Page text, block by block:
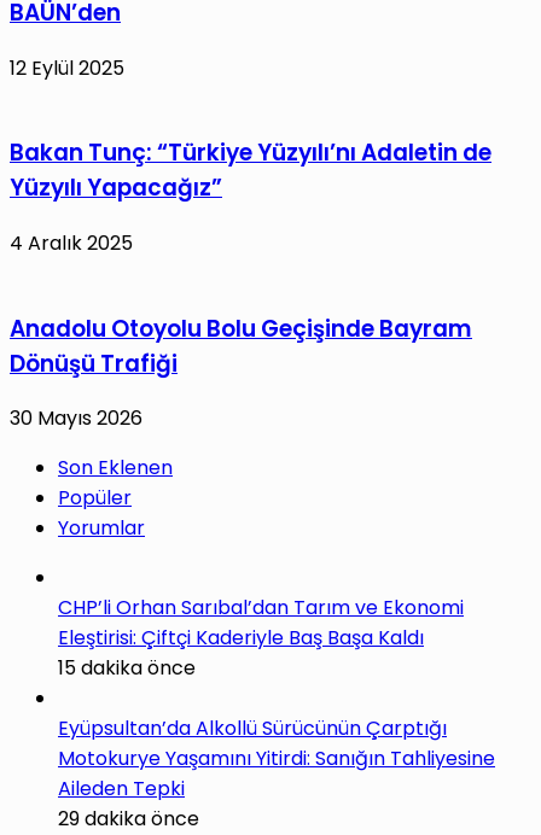
BAÜN’den
12 Eylül 2025
Bakan Tunç: “Türkiye Yüzyılı’nı Adaletin de
Yüzyılı Yapacağız”
4 Aralık 2025
Anadolu Otoyolu Bolu Geçişinde Bayram
Dönüşü Trafiği
30 Mayıs 2026
Son Eklenen
Popüler
Yorumlar
CHP’li Orhan Sarıbal’dan Tarım ve Ekonomi
Eleştirisi: Çiftçi Kaderiyle Baş Başa Kaldı
15 dakika önce
Eyüpsultan’da Alkollü Sürücünün Çarptığı
Motokurye Yaşamını Yitirdi: Sanığın Tahliyesine
Aileden Tepki
29 dakika önce